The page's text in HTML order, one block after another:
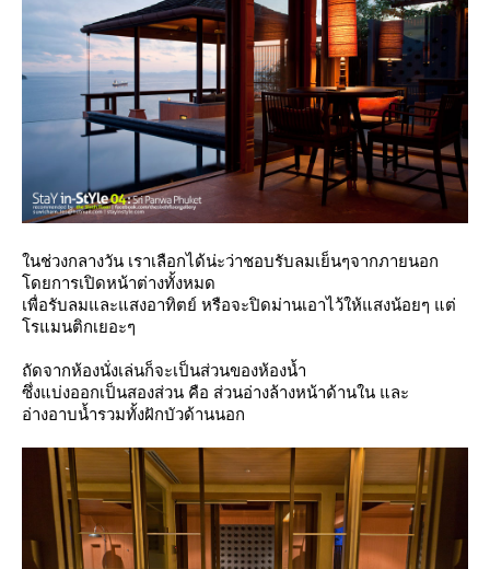
นช่วงกลางวัน เราเลือกได้น่ะว่าชอบรับลมเย็นๆจากภายนอก
ดยการเปิดหน้าต่างทั้งหมด
เพื่อรับลมและแสงอาทิตย์ หรือจะปิดม่านเอาไว้ให้แสงน้อยๆ แต่
รแมนติกเยอะๆ
ถัดจากห้องนั่งเล่นก็จะเป็นส่วนของห้องน้ำ
ซึ่งแบ่งออกเป็นสองส่วน คือ ส่วนอ่างล้างหน้าด้านใน และ
อ่างอาบน้ำรวมทั้งฝักบัวด้านนอก